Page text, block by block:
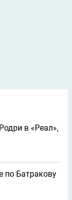
в «Реал»,
по Батракову